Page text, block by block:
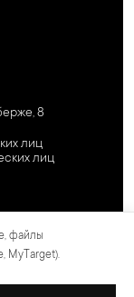
8
лиц
лиц
и в розничной сети
характер и
п.1 ст. 437
файлы
MyTarget).